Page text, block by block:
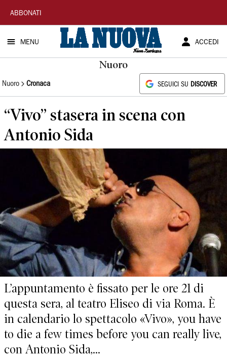
La
Nuova
Sardegna
ABBONATI
MENU ACCEDI
Nuoro
Nuoro Cronaca SEGUICI SU DISCOVER
“Vivo” stasera in scena con
Antonio Sida
L’appuntamento è fissato per le ore 21 di
questa sera, al teatro Eliseo di via Roma. È
in calendario lo spettacolo «Vivo», you have
to die a few times before you can really live,
con Antonio Sida,...